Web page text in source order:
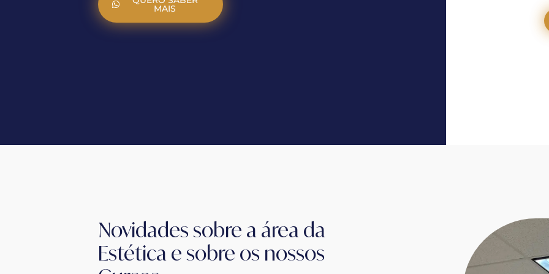
MAIS
Novidades sobre a área da
Estética e sobre os nossos